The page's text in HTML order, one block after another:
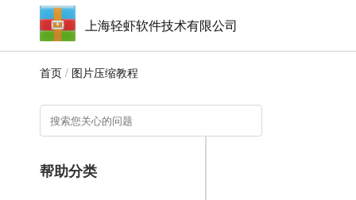
上海轻虾软件技术有限公司
首页 / 图片压缩教程
帮助分类